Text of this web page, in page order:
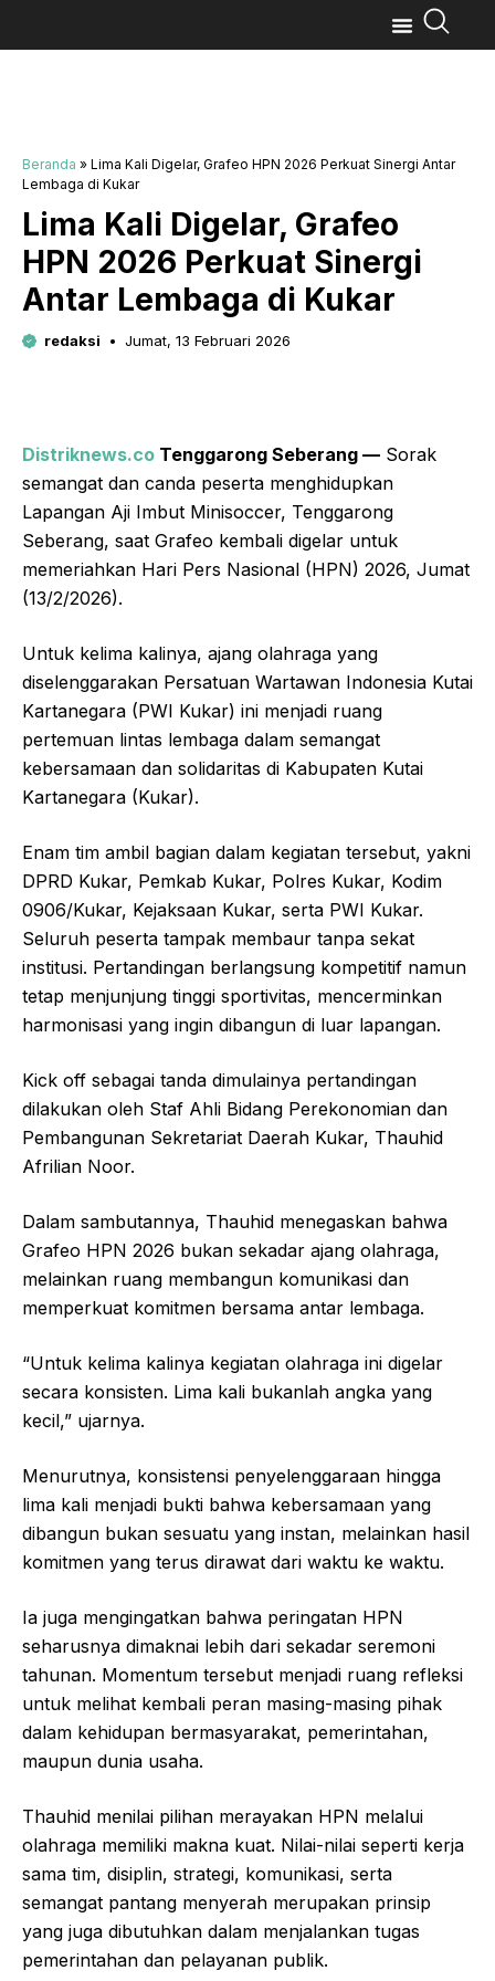
Beranda » Lima Kali Digelar, Grafeo HPN 2026 Perkuat Sinergi Antar
Lembaga di Kukar
Lima Kali Digelar, Grafeo
HPN 2026 Perkuat Sinergi
Antar Lembaga di Kukar
redaksi Jumat, 13 Februari 2026
Distriknews.co Tenggarong Seberang — Sorak
semangat dan canda peserta menghidupkan
Lapangan Aji Imbut Minisoccer, Tenggarong
Seberang, saat Grafeo kembali digelar untuk
memeriahkan Hari Pers Nasional (HPN) 2026, Jumat
(13/2/2026).
Untuk kelima kalinya, ajang olahraga yang
diselenggarakan Persatuan Wartawan Indonesia Kutai
Kartanegara (PWI Kukar) ini menjadi ruang
pertemuan lintas lembaga dalam semangat
kebersamaan dan solidaritas di Kabupaten Kutai
Kartanegara (Kukar).
Enam tim ambil bagian dalam kegiatan tersebut, yakni
DPRD Kukar, Pemkab Kukar, Polres Kukar, Kodim
0906/Kukar, Kejaksaan Kukar, serta PWI Kukar.
Seluruh peserta tampak membaur tanpa sekat
institusi. Pertandingan berlangsung kompetitif namun
tetap menjunjung tinggi sportivitas, mencerminkan
harmonisasi yang ingin dibangun di luar lapangan.
Kick off sebagai tanda dimulainya pertandingan
dilakukan oleh Staf Ahli Bidang Perekonomian dan
Pembangunan Sekretariat Daerah Kukar, Thauhid
Afrilian Noor.
Dalam sambutannya, Thauhid menegaskan bahwa
Grafeo HPN 2026 bukan sekadar ajang olahraga,
melainkan ruang membangun komunikasi dan
memperkuat komitmen bersama antar lembaga.
“Untuk kelima kalinya kegiatan olahraga ini digelar
secara konsisten. Lima kali bukanlah angka yang
kecil,” ujarnya.
Menurutnya, konsistensi penyelenggaraan hingga
lima kali menjadi bukti bahwa kebersamaan yang
dibangun bukan sesuatu yang instan, melainkan hasil
komitmen yang terus dirawat dari waktu ke waktu.
Ia juga mengingatkan bahwa peringatan HPN
seharusnya dimaknai lebih dari sekadar seremoni
tahunan. Momentum tersebut menjadi ruang refleksi
untuk melihat kembali peran masing-masing pihak
dalam kehidupan bermasyarakat, pemerintahan,
maupun dunia usaha.
Thauhid menilai pilihan merayakan HPN melalui
olahraga memiliki makna kuat. Nilai-nilai seperti kerja
sama tim, disiplin, strategi, komunikasi, serta
semangat pantang menyerah merupakan prinsip
yang juga dibutuhkan dalam menjalankan tugas
pemerintahan dan pelayanan publik.